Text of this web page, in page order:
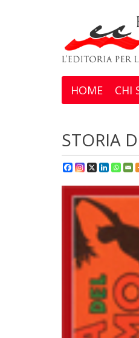
HOME CHI
STORIA